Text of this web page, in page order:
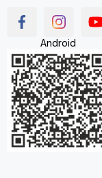
Android